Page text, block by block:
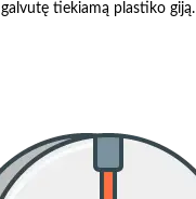
galvutę tiekiamą plastiko giją.